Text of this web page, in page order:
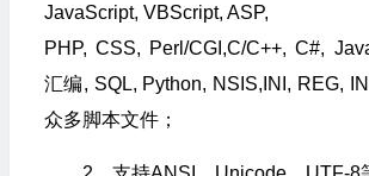
JavaScript, VBScript, ASP,
PHP, CSS, Perl/CGI,C/C++, C#,
汇编, SQL, Python, NSIS,INI, REG,
众多脚本文件；